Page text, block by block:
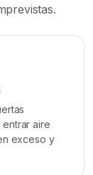
aire
exceso y